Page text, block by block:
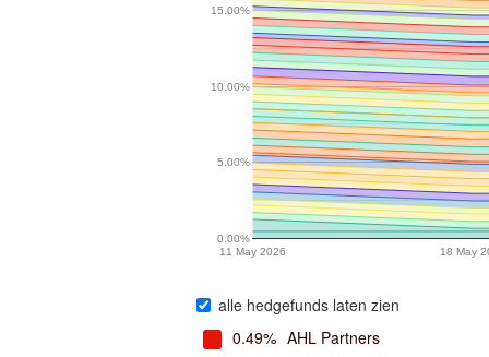
11 May 2026 18 May
0.00%
5.00%
10.00%
15.00%
alle hedgefunds laten zien
0.49% AHL Partners